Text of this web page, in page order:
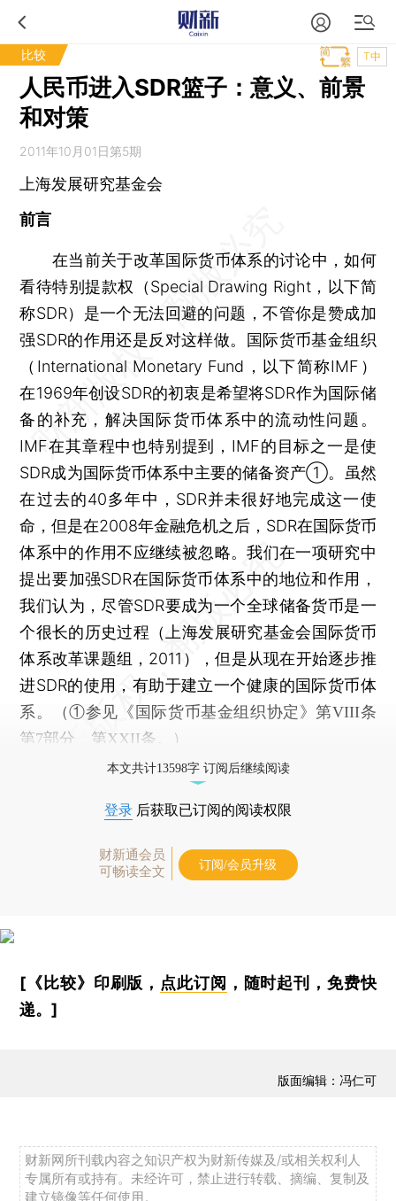
比较 T中
人民币进入SDR篮子：意义、前景
和对策
2011年10月01日第5期
上海发展研究基金会
前言
在当前关于改革国际货币体系的讨论中，如何
看待特别提款权（Special Drawing Right，以下简
称SDR）是一个无法回避的问题，不管你是赞成加
强SDR的作用还是反对这样做。国际货币基金组织
（International Monetary Fund，以下简称IMF）
在1969年创设SDR的初衷是希望将SDR作为国际储
备的补充，解决国际货币体系中的流动性问题。
IMF在其章程中也特别提到，IMF的目标之一是使
SDR成为国际货币体系中主要的储备资产①。虽然
在过去的40多年中，SDR并未很好地完成这一使
命，但是在2008年金融危机之后，SDR在国际货币
体系中的作用不应继续被忽略。我们在一项研究中
提出要加强SDR在国际货币体系中的地位和作用，
我们认为，尽管SDR要成为一个全球储备货币是一
个很长的历史过程（上海发展研究基金会国际货币
体系改革课题组，2011），但是从现在开始逐步推
进SDR的使用，有助于建立一个健康的国际货币体
系。
（①参见《国际货币基金组织协定》第VIII条
第7部分、第XXII条。）
本文共计13598字 订阅后继续阅读
登录 后获取已订阅的阅读权限
财新通会员
可畅读全文
订阅/会员升级
[《比较》印刷版， 点此订阅 ，随时起刊，免费快
递。]
版面编辑：冯仁可
财新网所刊载内容之知识产权为财新传媒及/或相关权利人
专属所有或持有。未经许可，禁止进行转载、摘编、复制及
建立镜像等任何使用。